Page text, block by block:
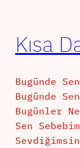
Kısa
Bugünde
Bugünde
Bugünler
Sen